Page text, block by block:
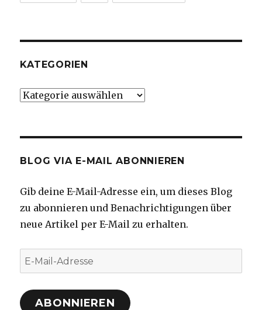
KATEGORIEN
Kategorien
BLOG VIA E-MAIL ABONNIEREN
Gib deine E-Mail-Adresse ein, um dieses Blog
zu abonnieren und Benachrichtigungen über
neue Artikel per E-Mail zu erhalten.
E-
Mail-
Adresse
ABONNIEREN